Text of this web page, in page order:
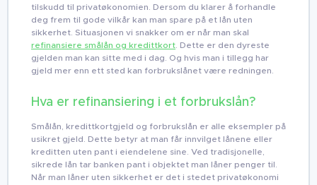
tilskudd til privatøkonomien. Dersom du klarer å forhandle
deg frem til gode vilkår kan man spare på et lån uten
sikkerhet. Situasjonen vi snakker om er når man skal
refinansiere smålån og kredittkort . Dette er den dyreste
gjelden man kan sitte med i dag. Og hvis man i tillegg har
gjeld mer enn ett sted kan forbrukslånet være redningen.
Hva er refinansiering i et forbrukslån?
Smålån, kredittkortgjeld og forbrukslån er alle eksempler på
usikret gjeld. Dette betyr at man får innvilget lånene eller
kreditten uten pant i eiendelene sine. Ved tradisjonelle,
sikrede lån tar banken pant i objektet man låner penger til.
Når man låner uten sikkerhet er det i stedet privatøkonomi